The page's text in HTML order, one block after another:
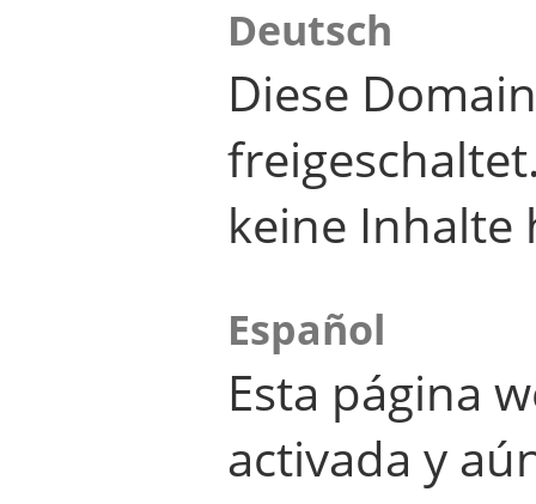
Deutsch
Diese
keine Inhalte
Español
Esta página
activada y